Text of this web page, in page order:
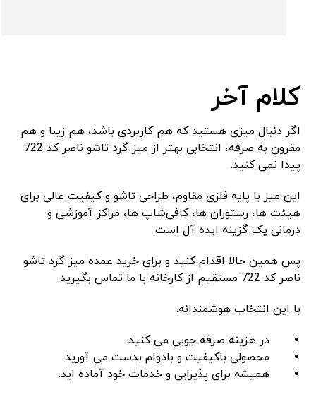
کلام آخر
اگر دنبال میزی هستید که هم کاربردی باشد، هم زیبا و هم
مقرون ‌به‌ صرفه، انتخابی بهتر از میز گرد تاشو ناصر کد 722
پیدا نمی ‌کنید.
این میز با پایه فلزی مقاوم، طراحی تاشو و کیفیت عالی برای
هیئت ‌ها، رستوران‌ ها، کافی‌شاپ‌ ها، مراکز آموزشی و
درمانی یک گزینه ایده ‌آل است.
پس همین حالا اقدام کنید و برای خرید عمده میز گرد تاشو
ناصر کد 722 مستقیم از کارخانه با ما تماس بگیرید.
با این انتخاب هوشمندانه:
در هزینه صرفه ‌جویی می‌ کنید.
محصولی باکیفیت و بادوام بدست می ‌آورید.
همیشه برای پذیرایی و خدمات خود آماده‌ اید.